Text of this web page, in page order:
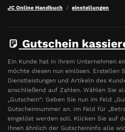
JC Online Handbuch einstellungen
Gutschein
Ein Kunde hat in Ihrem Unternehmen
möchte diesen nun einlösen. Erstellen
Dienstleistungen und Artikeln des
anschließend auf Zahlen. Wählen Sie
„Gutschein“: Geben Sie nun im Feld
Gutscheinnummer an. Im Feld für
eingelöst werden soll. Klicken Sie auf
Ihnen ähnlich der Gutscheininfo alle